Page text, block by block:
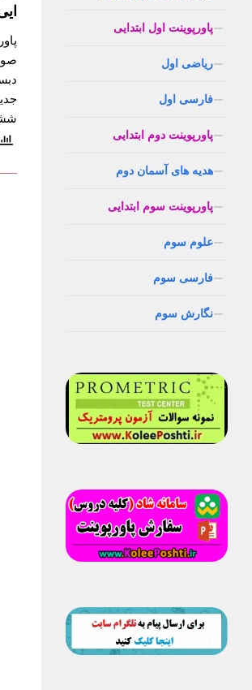
پاورپوینت اول ابتدایی
ریاضی اول
فارسی اول
پاورپوینت دوم ابتدایی
هدیه های آسمان دوم
پاورپوینت سوم ابتدایی
علوم سوم
فارسی سوم
نگارش سوم